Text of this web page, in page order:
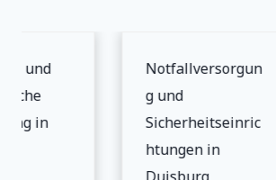
und
in
Notfallversorgun
g und
Sicherheitseinric
htungen in